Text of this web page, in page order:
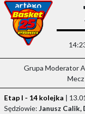
Grupa Moderator
Etap I - 14 kolejka |
Sędziowie: Janusz Calik,